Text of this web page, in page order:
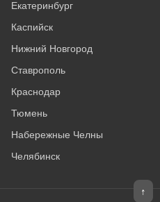
Екатеринбург
Каспийск
Нижний Новгород
Ставрополь
Краснодар
Тюмень
Набережные Челны
Челябинск
↑